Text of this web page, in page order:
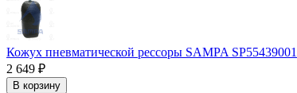
Кожух пневматической рессоры SAMPA SP55439001
2 649 ₽
В корзину